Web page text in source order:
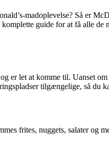
madoplevelse? Så er
guide for at få alle
er let at komme til. Uanset
tilgængelige, så du
frites, nuggets, salater